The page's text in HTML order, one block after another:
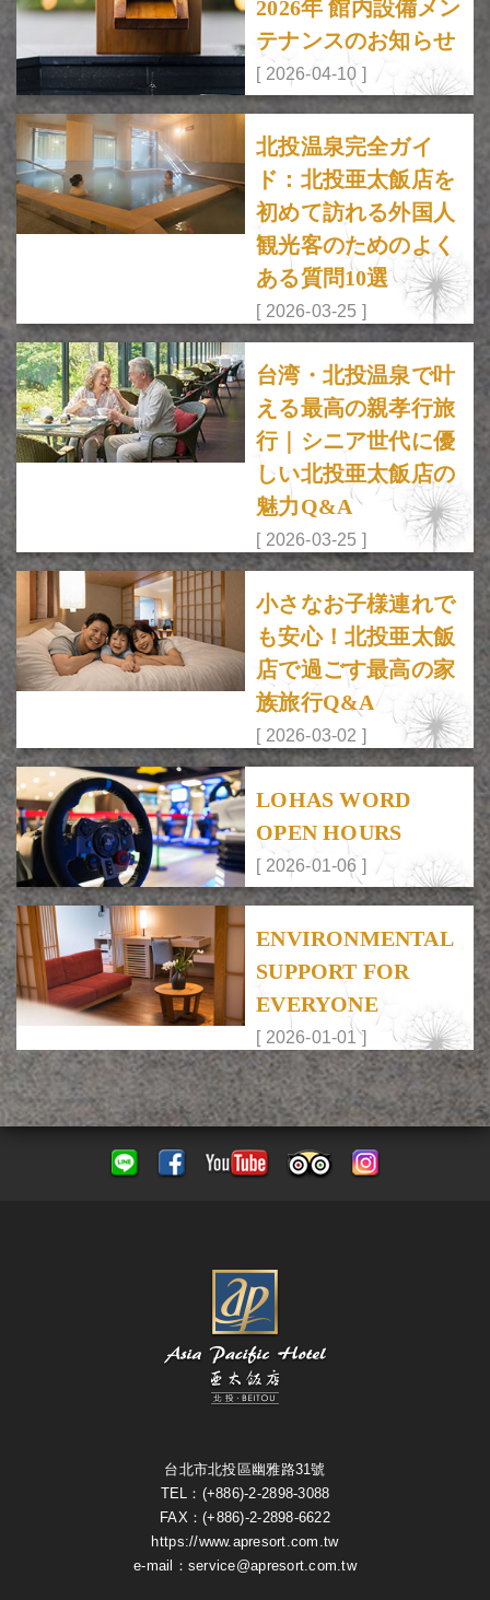
2026年 館内設備メン
テナンスのお知らせ
[ 2026-04-10 ]
北投温泉完全ガイ
ド：北投亜太飯店を
初めて訪れる外国人
観光客のためのよく
ある質問10選
[ 2026-03-25 ]
台湾・北投温泉で叶
える最高の親孝行旅
行｜シニア世代に優
しい北投亜太飯店の
魅力Q&A
[ 2026-03-25 ]
小さなお子様連れで
も安心！北投亜太飯
店で過ごす最高の家
族旅行Q&A
[ 2026-03-02 ]
LOHAS WORD
OPEN HOURS
[ 2026-01-06 ]
ENVIRONMENTAL
SUPPORT FOR
EVERYONE
[ 2026-01-01 ]
台北市北投區幽雅路31號
TEL：(+886)-2-2898-3088
FAX：(+886)-2-2898-6622
https://www.apresort.com.tw
e-mail：service@apresort.com.tw